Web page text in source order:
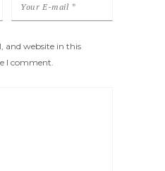
and website in this
I comment.